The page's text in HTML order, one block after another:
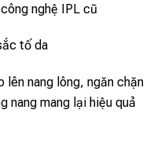
nghệ IPL cũ
tố da
nang lông, ngăn chặn
nang mang lại hiệu quả